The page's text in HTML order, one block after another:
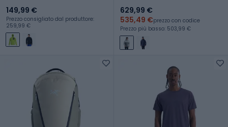
149,99 €
Prezzo consigliato dal produttore:
259,99 €
629,99 €
535,49 €prezzo con codice
Prezzo più basso: 503,99 €